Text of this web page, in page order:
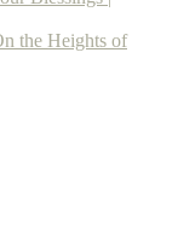
the Heights of